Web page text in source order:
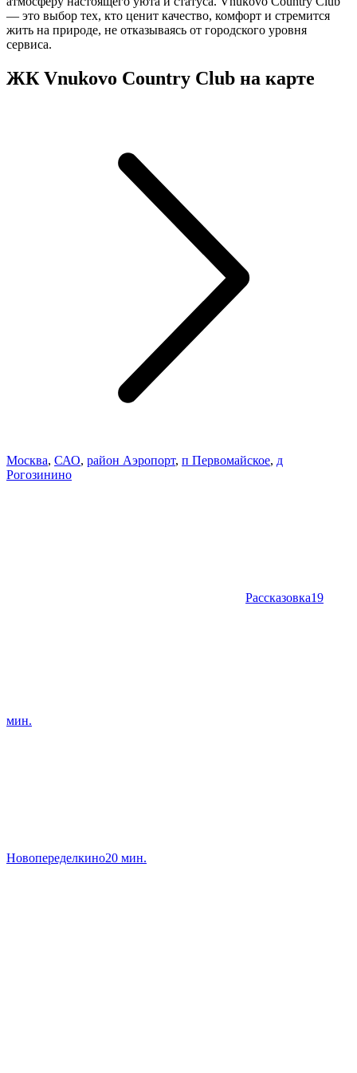
— это выбор тех, кто ценит качество, комфорт и стремится
жить на природе, не отказываясь от городского уровня
сервиса.
ЖК Vnukovo Country Club на карте
Москва, САО, район Аэропорт, п Первомайское, д
Рогозинино
Рассказовка19
мин.
Новопеределкино20 мин.